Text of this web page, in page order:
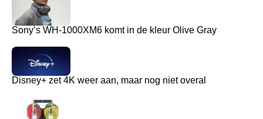
Sony’s WH-1000XM6 komt in de kleur Olive Gray
Disney+ zet 4K weer aan, maar nog niet overal